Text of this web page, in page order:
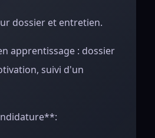
dossier et entretien.
apprentissage : dossier
suivi d'un